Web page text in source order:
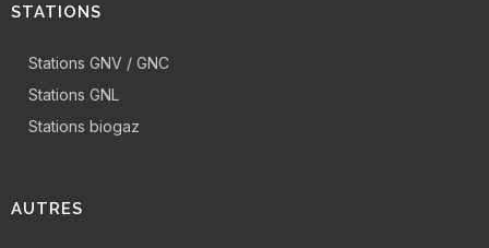
STATIONS
Stations GNV / GNC
Stations GNL
Stations biogaz
AUTRES